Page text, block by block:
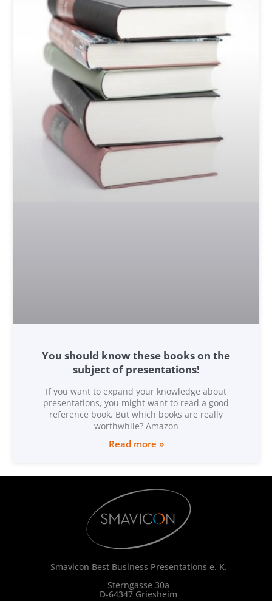
You should know these books on the
subject of presentations!
If you want to expand your knowledge about
presentations, you might want to read a good
reference book. But which books are really
worthwhile? Amazon
Read more »
Smavicon Best Business Presentations e. K.
Sterngasse 30a
D-64347 Griesheim